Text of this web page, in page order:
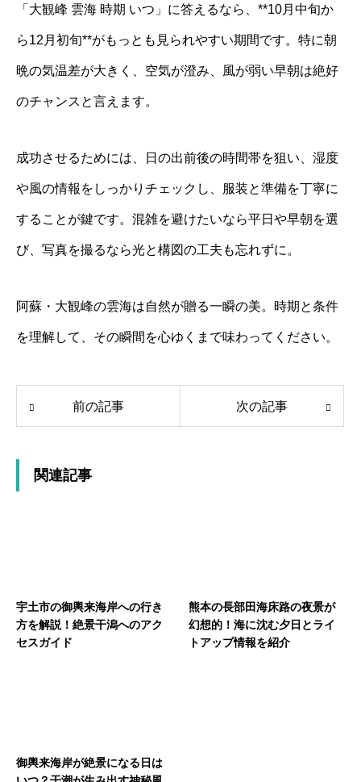
「大観峰 雲海 時期 いつ」に答えるなら、**10月中旬か
ら12月初旬**がもっとも見られやすい期間です。特に朝
晩の気温差が大きく、空気が澄み、風が弱い早朝は絶好
のチャンスと言えます。
成功させるためには、日の出前後の時間帯を狙い、湿度
や風の情報をしっかりチェックし、服装と準備を丁寧に
することが鍵です。混雑を避けたいなら平日や早朝を選
び、写真を撮るなら光と構図の工夫も忘れずに。
阿蘇・大観峰の雲海は自然が贈る一瞬の美。時期と条件
を理解して、その瞬間を心ゆくまで味わってください。
前の記事 次の記事
関連記事
宇土市の御輿来海岸への行き
方を解説！絶景干潟へのアク
セスガイド
熊本の長部田海床路の夜景が
幻想的！海に沈む夕日とライ
トアップ情報を紹介
御輿来海岸が絶景になる日は